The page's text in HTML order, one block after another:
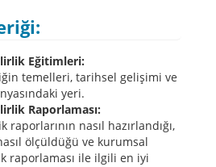
Eğitimleri:
temelleri, tarihsel gelişimi ve
yeri.
Raporlaması:
nasıl hazırlandığı,
ölçüldüğü ve kurumsal
raporlaması ile ilgili en iyi